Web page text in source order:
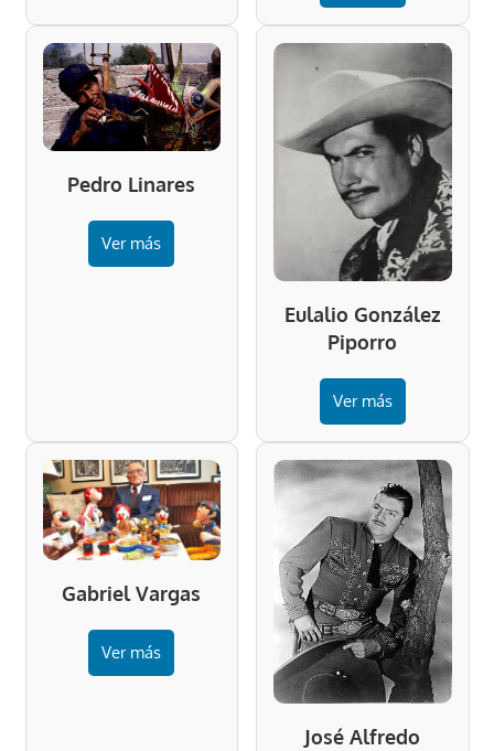
Pedro Linares
Ver más
Eulalio González
Piporro
Ver más
Gabriel Vargas
Ver más
José Alfredo